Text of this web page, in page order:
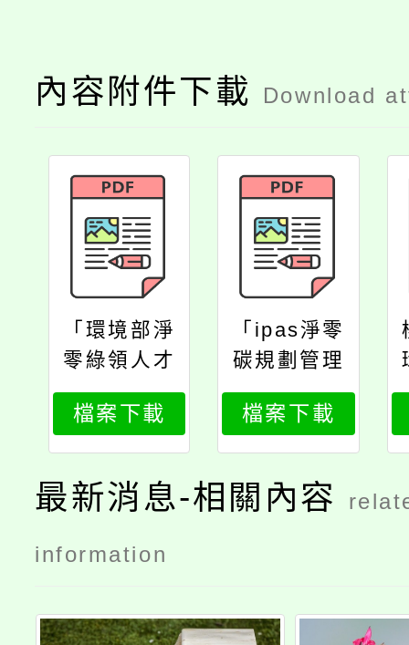
內容附件下載 Download
「環境部淨
零綠領人才
課程」資訊
檔案下載
「ipas淨零
碳規劃管理
師初級能力
鑑定考證
班」課程資
訊
檔案下載
最新消息-相關內容
information